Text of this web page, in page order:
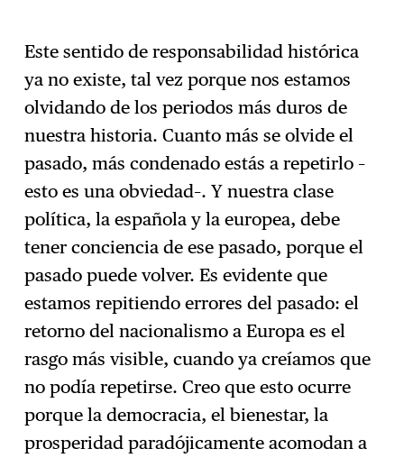
Este sentido de responsabilidad histórica
ya no existe, tal vez porque nos estamos
olvidando de los periodos más duros de
nuestra historia. Cuanto más se olvide el
pasado, más condenado estás a repetirlo –
esto es una obviedad–. Y nuestra clase
política, la española y la europea, debe
tener conciencia de ese pasado, porque el
pasado puede volver. Es evidente que
estamos repitiendo errores del pasado: el
retorno del nacionalismo a Europa es el
rasgo más visible, cuando ya creíamos que
no podía repetirse. Creo que esto ocurre
porque la democracia, el bienestar, la
prosperidad paradójicamente acomodan a